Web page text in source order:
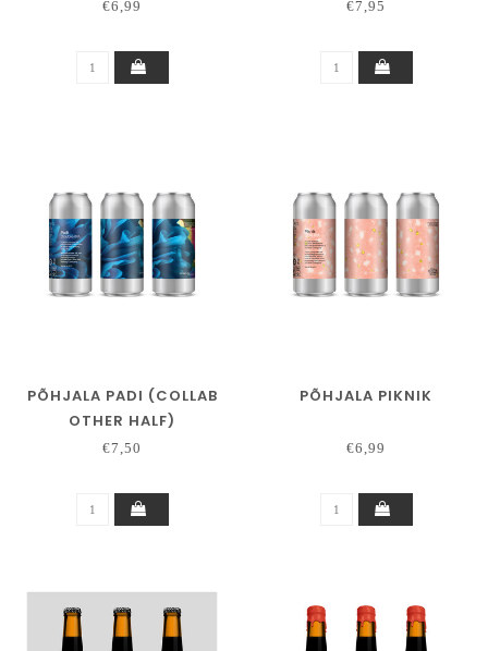
€6,99
PÕHJALA)
€7,95
PÕHJALA PADI (COLLAB
OTHER HALF)
€7,50
PÕHJALA PIKNIK
€6,99